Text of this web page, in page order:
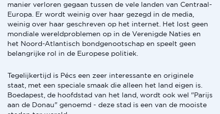
manier verloren gegaan tussen de vele landen van Centraal-
Europa. Er wordt weinig over haar gezegd in de media,
weinig over haar geschreven op het internet. Het lost geen
mondiale wereldproblemen op in de Verenigde Naties en
het Noord-Atlantisch bondgenootschap en speelt geen
belangrijke rol in de Europese politiek.
Tegelijkertijd is Pécs een zeer interessante en originele
staat, met een speciale smaak die alleen het land eigen is.
Boedapest, de hoofdstad van het land, wordt ook wel "Parijs
aan de Donau" genoemd - deze stad is een van de mooiste